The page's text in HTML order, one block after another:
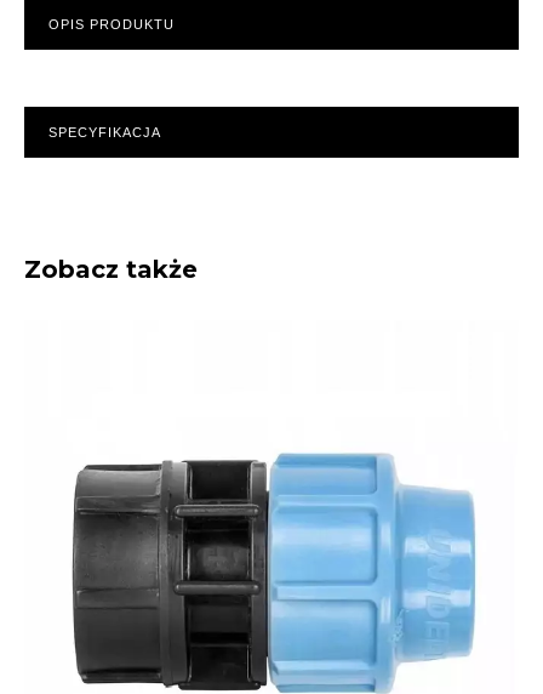
OPIS PRODUKTU
SPECYFIKACJA
Zobacz także